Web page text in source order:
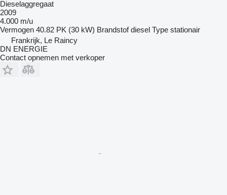
Dieselaggregaat
2009
4.000 m/u
Vermogen 40.82 PK (30 kW) Brandstof diesel Type stationair
Frankrijk, Le Raincy
DN ENERGIE
Contact opnemen met verkoper